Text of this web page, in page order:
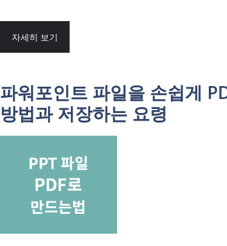
자세히 보기
파워포인트 파일을 손쉽게
방법과 저장하는 요령